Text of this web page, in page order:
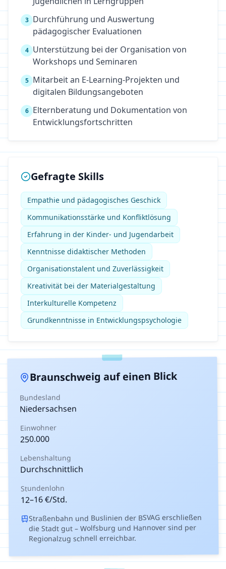
3 Durchführung und Auswertung
pädagogischer Evaluationen
4 Unterstützung bei der Organisation von
Workshops und Seminaren
5 Mitarbeit an E-Learning-Projekten und
digitalen Bildungsangeboten
6 Elternberatung und Dokumentation von
Entwicklungsfortschritten
Gefragte Skills
Empathie und pädagogisches Geschick
Kommunikationsstärke und Konfliktlösung
Erfahrung in der Kinder- und Jugendarbeit
Kenntnisse didaktischer Methoden
Organisationstalent und Zuverlässigkeit
Kreativität bei der Materialgestaltung
Interkulturelle Kompetenz
Grundkenntnisse in Entwicklungspsychologie
Braunschweig auf einen Blick
Bundesland
Niedersachsen
Einwohner
250.000
Lebenshaltung
Durchschnittlich
Stundenlohn
12–16€/Std.
Straßenbahn und Buslinien der BSVAG erschließen
die Stadt gut – Wolfsburg und Hannover sind per
Regionalzug schnell erreichbar.